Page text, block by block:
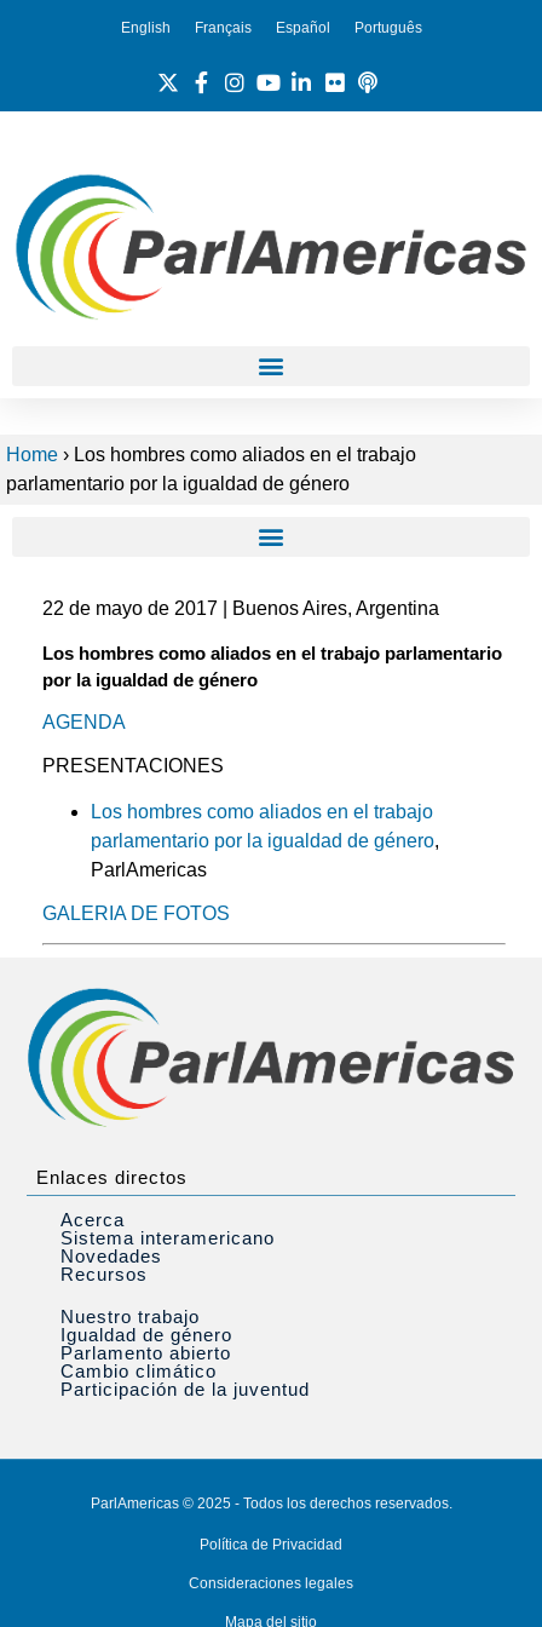
English Français Español Português
Home › Los hombres como aliados en el trabajo
parlamentario por la igualdad de género
22 de mayo de 2017 | Buenos Aires, Argentina
Los hombres como aliados en el trabajo parlamentario
por la igualdad de género
AGENDA
PRESENTACIONES
Los hombres como aliados en el trabajo
parlamentario por la igualdad de género,
ParlAmericas
GALERIA DE FOTOS
Enlaces directos
Acerca
Sistema interamericano
Novedades
Recursos
Nuestro trabajo
Igualdad de género
Parlamento abierto
Cambio climático
Participación de la juventud
ParlAmericas © 2025 - Todos los derechos reservados.
Política de Privacidad
Consideraciones legales
Mapa del sitio